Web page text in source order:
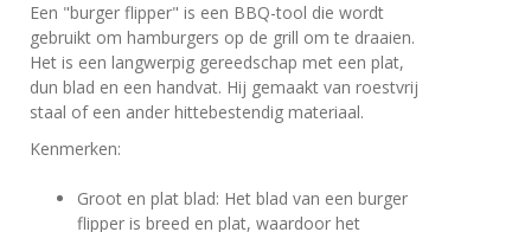
Een "burger flipper" is een BBQ-tool die wordt
gebruikt om hamburgers op de grill om te draaien.
Het is een langwerpig gereedschap met een plat,
dun blad en een handvat. Hij gemaakt van roestvrij
staal of een ander hittebestendig materiaal.
Kenmerken:
Groot en plat blad: Het blad van een burger
flipper is breed en plat, waardoor het